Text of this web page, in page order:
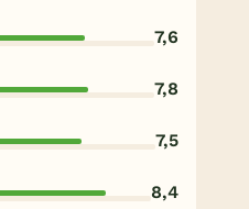
7,6
7,8
7,5
8,4